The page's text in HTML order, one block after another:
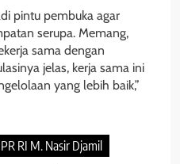
pintu pembuka agar
serupa. Memang,
sama dengan
jelas, kerja sama ini
yang lebih baik,”
RI M. Nasir Djamil